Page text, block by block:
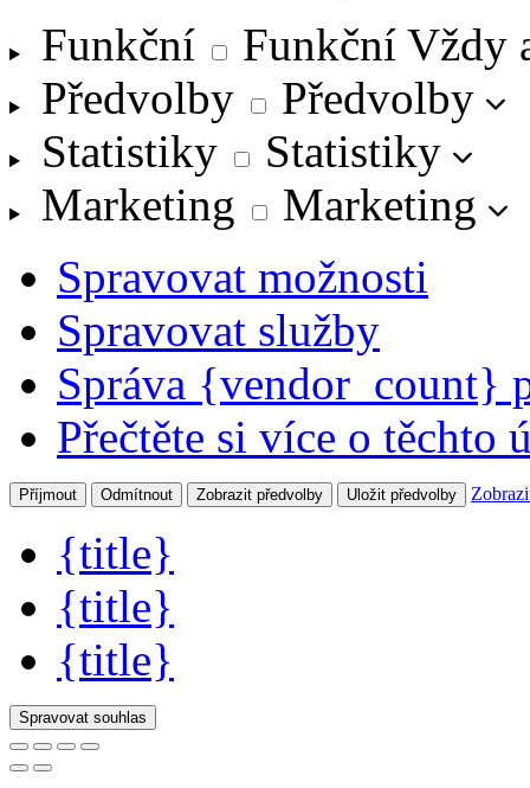
Funkční
Funkční Vždy
Předvolby
Předvolby
Statistiky
Statistiky
Marketing
Marketing
Spravovat možnosti
Spravovat služby
Správa {vendor_count}
Přečtěte si více o těchto
Příjmout Odmítnout Zobrazit předvolby Uložit předvolby
{title}
{title}
{title}
Spravovat souhlas